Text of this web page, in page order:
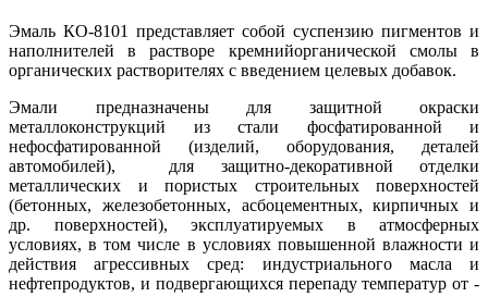
Эмаль КО-8101 представляет собой суспензию пигментов и
наполнителей в растворе кремнийорганической смолы в
органических растворителях с введением целевых добавок.
Эмали предназначены для защитной окраски
металлоконструкций из стали фосфатированной и
нефосфатированной (изделий, оборудования, деталей
автомобилей), для защитно-декоративной отделки
металлических и пористых строительных поверхностей
(бетонных, железобетонных, асбоцементных, кирпичных и
др. поверхностей), эксплуатируемых в атмосферных
условиях, в том числе в условиях повышенной влажности и
действия агрессивных сред: индустриального масла и
нефтепродуктов, и подвергающихся перепаду температур от -